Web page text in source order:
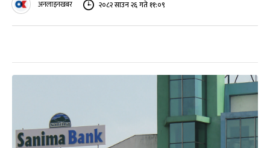
अनलाइनखबर २०८२ साउन २६ गते ११:०९